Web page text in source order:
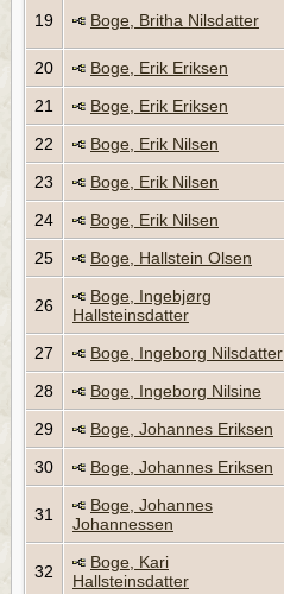
19 Boge, Britha Nilsdatter
20 Boge, Erik Eriksen
21
Boge, Erik Eriksen
22
Boge, Erik Nilsen
23
Boge, Erik Nilsen
24
Boge, Erik Nilsen
25
Boge, Hallstein Olsen
26
Boge, Ingebjørg
Hallsteinsdatter
27 Boge, Ingeborg Nilsdatter
28
Boge, Ingeborg Nilsine
29
Boge, Johannes Eriksen
30
Boge, Johannes Eriksen
31
Boge, Johannes
Johannessen
32
Boge, Kari
Hallsteinsdatter